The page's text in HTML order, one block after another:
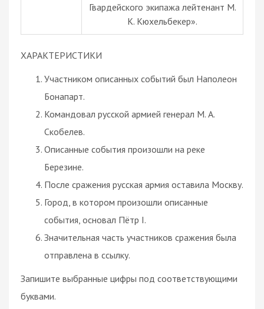
Гвардейского экипажа лейтенант М.
К. Кюхельбекер».
ХАРАКТЕРИСТИКИ
Участником описанных событий был Наполеон
Бонапарт.
Командовал русской армией генерал М. А.
Скобелев.
Описанные события произошли на реке
Березине.
После сражения русская армия оставила Москву.
Город, в котором произошли описанные
события, основал Пётр I.
Значительная часть участников сражения была
отправлена в ссылку.
Запишите выбранные цифры под соответствующими
буквами.